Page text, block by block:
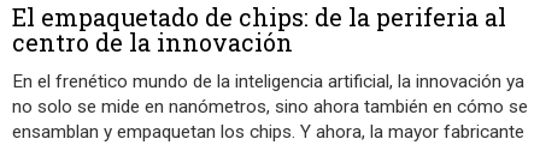
El empaquetado de chips: de la periferia al
centro de la innovación
En el frenético mundo de la inteligencia artificial, la innovación ya
no solo se mide en nanómetros, sino ahora también en cómo se
ensamblan y empaquetan los chips. Y ahora, la mayor fabricante